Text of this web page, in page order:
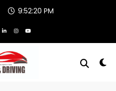
9:52:20 PM